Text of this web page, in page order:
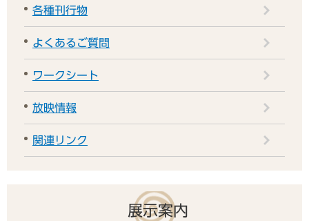
各種刊行物
よくあるご質問
ワークシート
放映情報
関連リンク
展示案内